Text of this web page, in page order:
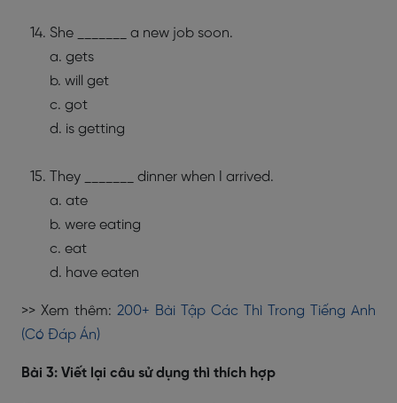
She _______ a new job soon.
a. gets
b. will get
c. got
d. is getting
They _______ dinner when I arrived.
a. ate
b. were eating
c. eat
d. have eaten
>> Xem thêm: 200+ Bài Tập Các Thì Trong Tiếng Anh
(Có Đáp Án)
Bài 3: Viết lại câu sử dụng thì thích hợp